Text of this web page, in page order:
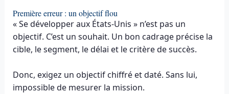
Première erreur : un objectif flou
« Se développer aux États-Unis » n’est pas un
objectif. C’est un souhait. Un bon cadrage précise la
cible, le segment, le délai et le critère de succès.
Donc, exigez un objectif chiffré et daté. Sans lui,
impossible de mesurer la mission.